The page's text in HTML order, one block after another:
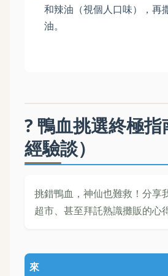
和辣油（視個人口味），再
油。
? 鴨血挑選終極
經驗談）
挑錯鴨血，神仙也難救！分享
超市、甚至拜託熟識攤販的心
來